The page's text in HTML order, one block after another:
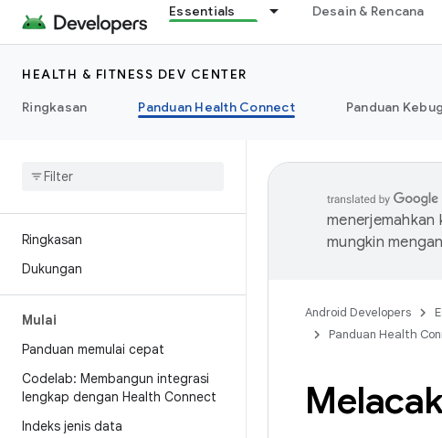
Essentials Desain & Rencana
HEALTH & FITNESS DEV CENTER
Ringkasan
Panduan Health Connect Panduan
Ringkasan
Dukungan
Mulai
Panduan memulai cepat
Codelab: Membangun integrasi
lengkap dengan Health Connect
Indeks jenis data
menerjemahkan
mungkin
Android Developers
Panduan Health